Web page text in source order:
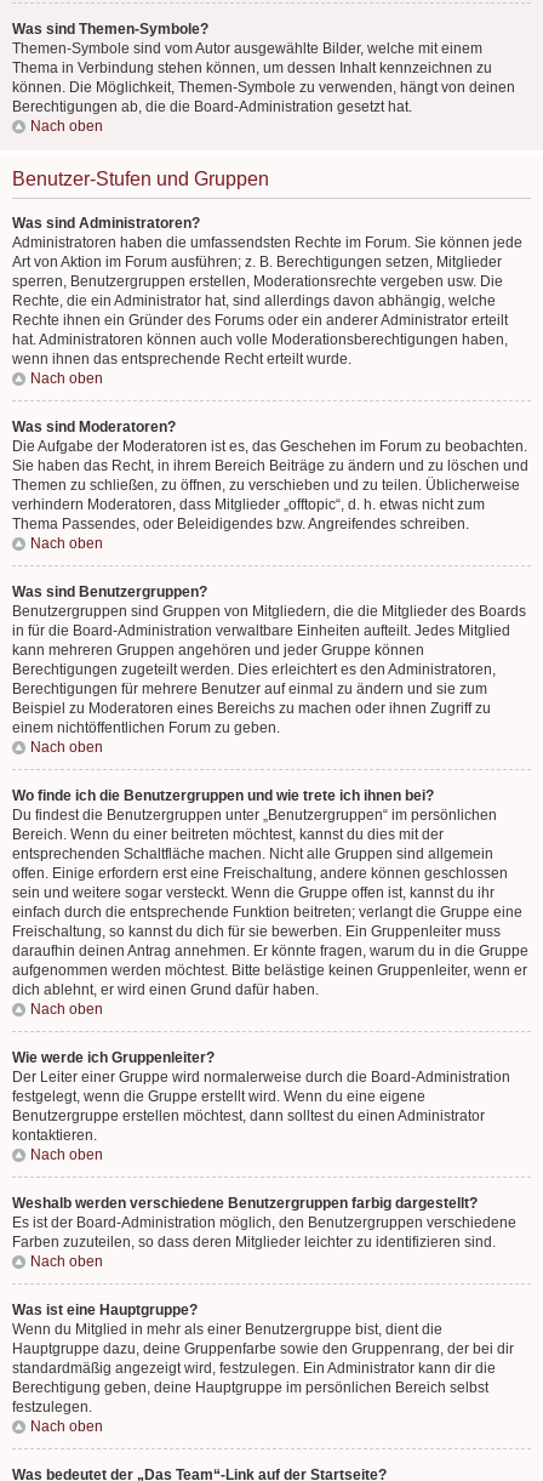
Was sind Themen-Symbole?
Themen-Symbole sind vom Autor ausgewählte Bilder, welche mit einem
Thema in Verbindung stehen können, um dessen Inhalt kennzeichnen zu
können. Die Möglichkeit, Themen-Symbole zu verwenden, hängt von deinen
Berechtigungen ab, die die Board-Administration gesetzt hat.
Nach oben
Benutzer-Stufen und Gruppen
Was sind Administratoren?
Administratoren haben die umfassendsten Rechte im Forum. Sie können jede
Art von Aktion im Forum ausführen; z. B. Berechtigungen setzen, Mitglieder
sperren, Benutzergruppen erstellen, Moderationsrechte vergeben usw. Die
Rechte, die ein Administrator hat, sind allerdings davon abhängig, welche
Rechte ihnen ein Gründer des Forums oder ein anderer Administrator erteilt
hat. Administratoren können auch volle Moderationsberechtigungen haben,
wenn ihnen das entsprechende Recht erteilt wurde.
Nach oben
Was sind Moderatoren?
Die Aufgabe der Moderatoren ist es, das Geschehen im Forum zu beobachten.
Sie haben das Recht, in ihrem Bereich Beiträge zu ändern und zu löschen und
Themen zu schließen, zu öffnen, zu verschieben und zu teilen. Üblicherweise
verhindern Moderatoren, dass Mitglieder „offtopic“, d. h. etwas nicht zum
Thema Passendes, oder Beleidigendes bzw. Angreifendes schreiben.
Nach oben
Was sind Benutzergruppen?
Benutzergruppen sind Gruppen von Mitgliedern, die die Mitglieder des Boards
in für die Board-Administration verwaltbare Einheiten aufteilt. Jedes Mitglied
kann mehreren Gruppen angehören und jeder Gruppe können
Berechtigungen zugeteilt werden. Dies erleichtert es den Administratoren,
Berechtigungen für mehrere Benutzer auf einmal zu ändern und sie zum
Beispiel zu Moderatoren eines Bereichs zu machen oder ihnen Zugriff zu
einem nichtöffentlichen Forum zu geben.
Nach oben
Wo finde ich die Benutzergruppen und wie trete ich ihnen bei?
Du findest die Benutzergruppen unter „Benutzergruppen“ im persönlichen
Bereich. Wenn du einer beitreten möchtest, kannst du dies mit der
entsprechenden Schaltfläche machen. Nicht alle Gruppen sind allgemein
offen. Einige erfordern erst eine Freischaltung, andere können geschlossen
sein und weitere sogar versteckt. Wenn die Gruppe offen ist, kannst du ihr
einfach durch die entsprechende Funktion beitreten; verlangt die Gruppe eine
Freischaltung, so kannst du dich für sie bewerben. Ein Gruppenleiter muss
daraufhin deinen Antrag annehmen. Er könnte fragen, warum du in die Gruppe
aufgenommen werden möchtest. Bitte belästige keinen Gruppenleiter, wenn er
dich ablehnt, er wird einen Grund dafür haben.
Nach oben
Wie werde ich Gruppenleiter?
Der Leiter einer Gruppe wird normalerweise durch die Board-Administration
festgelegt, wenn die Gruppe erstellt wird. Wenn du eine eigene
Benutzergruppe erstellen möchtest, dann solltest du einen Administrator
kontaktieren.
Nach oben
Weshalb werden verschiedene Benutzergruppen farbig dargestellt?
Es ist der Board-Administration möglich, den Benutzergruppen verschiedene
Farben zuzuteilen, so dass deren Mitglieder leichter zu identifizieren sind.
Nach oben
Was ist eine Hauptgruppe?
Wenn du Mitglied in mehr als einer Benutzergruppe bist, dient die
Hauptgruppe dazu, deine Gruppenfarbe sowie den Gruppenrang, der bei dir
standardmäßig angezeigt wird, festzulegen. Ein Administrator kann dir die
Berechtigung geben, deine Hauptgruppe im persönlichen Bereich selbst
festzulegen.
Nach oben
Was bedeutet der „Das Team“-Link auf der Startseite?